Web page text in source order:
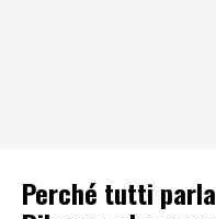
Perché tutti